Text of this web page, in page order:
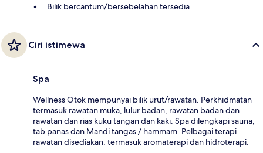
Bilik bercantum/bersebelahan tersedia
Ciri istimewa
Spa
Wellness Otok mempunyai bilik urut/rawatan. Perkhidmatan
termasuk rawatan muka, lulur badan, rawatan badan dan
rawatan dan rias kuku tangan dan kaki. Spa dilengkapi sauna,
tab panas dan Mandi tangas / hammam. Pelbagai terapi
rawatan disediakan, termasuk aromaterapi dan hidroterapi.